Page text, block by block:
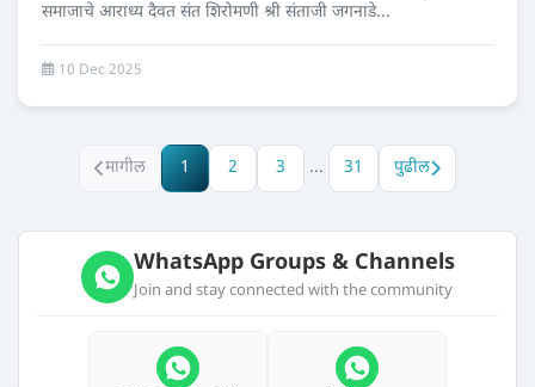
समाजाचे आराध्य दैवत संत शिरोमणी श्री संताजी जगनाडे...
10 Dec 2025
मागील 1 2 3 ... 31 पुढील
WhatsApp Groups & Channels
Join and stay connected with the community